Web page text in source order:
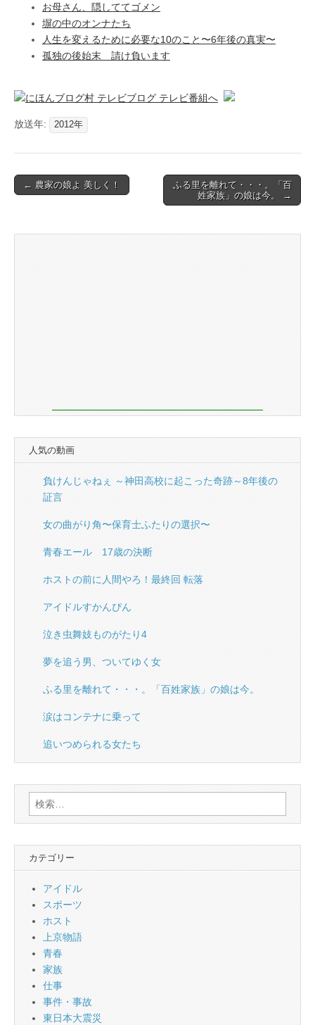
お母さん、隠しててゴメン
塀の中のオンナたち
人生を変えるために必要な10のこと〜6年後の真実〜
孤独の後始末 請け負います
放送年: 2012年
Post
← 農家の娘よ 美しく！
ふる里を離れて・・・。「百
姓家族」の娘は今。 →
人気の動画
負けんじゃねぇ ～神田高校に起こった奇跡～8年後の
証言
女の曲がり角〜保育士ふたりの選択〜
青春エール 17歳の決断
ホストの前に人間やろ！最終回 転落
アイドルすかんぴん
泣き虫舞妓ものがたり4
夢を追う男、ついてゆく女
ふる里を離れて・・・。「百姓家族」の娘は今。
涙はコンテナに乗って
追いつめられる女たち
検
索:
カテゴリー
アイドル
スポーツ
ホスト
上京物語
青春
家族
仕事
事件・事故
東日本大震災